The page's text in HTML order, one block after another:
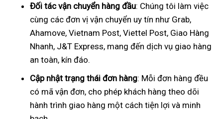
Đối tác vận chuyển hàng đầu: Chúng tôi làm việc
cùng các đơn vị vận chuyển uy tín như Grab,
Ahamove, Vietnam Post, Viettel Post, Giao Hàng
Nhanh, J&T Express, mang đến dịch vụ giao hàng
an toàn, kín đáo.
Cập nhật trạng thái đơn hàng: Mỗi đơn hàng đều
có mã vận đơn, cho phép khách hàng theo dõi
hành trình giao hàng một cách tiện lợi và minh